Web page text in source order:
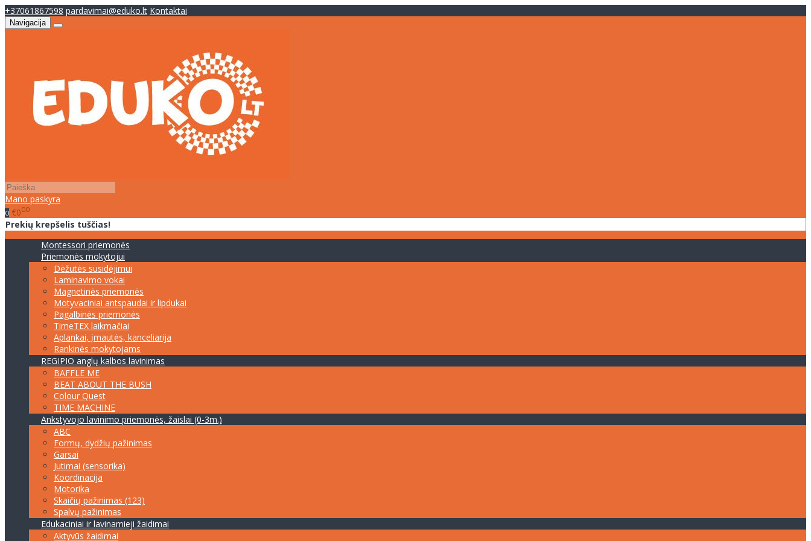
+37061867598 pardavimai@eduko.lt Kontaktai
Navigacija
Mano paskyra
0 €000
Prekių krepšelis tuščias!
Montessori priemonės
Priemonės mokytojui
Dėžutės susidėjimui
Laminavimo vokai
Magnetinės priemonės
Motyvaciniai antspaudai ir lipdukai
Pagalbinės priemonės
TimeTEX laikmačiai
Aplankai, įmautės, kanceliarija
Rankinės mokytojams
REGIPIO anglų kalbos lavinimas
BAFFLE ME
BEAT ABOUT THE BUSH
Colour Quest
TIME MACHINE
Ankstyvojo lavinimo priemonės, žaislai (0-3m.)
ABC
Formų, dydžių pažinimas
Garsai
Jutimai (sensorika)
Koordinacija
Motorika
Skaičių pažinimas (123)
Spalvų pažinimas
Edukaciniai ir lavinamieji žaidimai
Aktyvūs žaidimai